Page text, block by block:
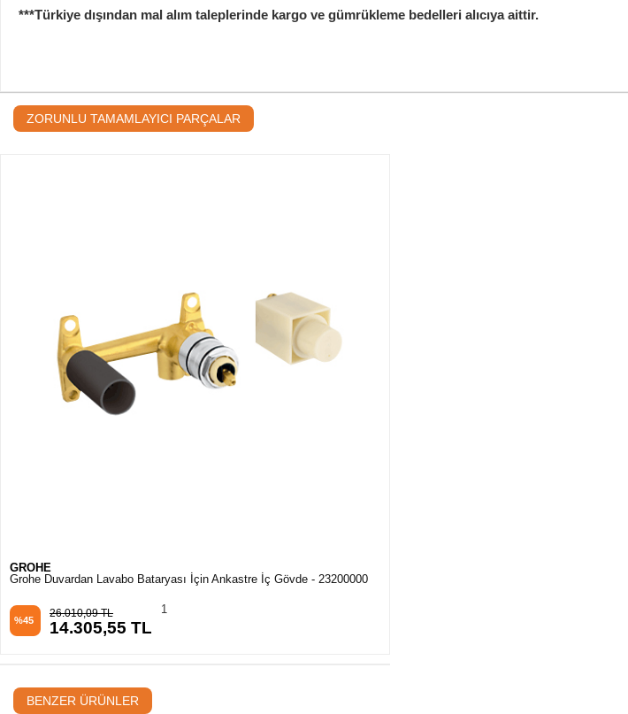
***Türkiye dışından mal alım taleplerinde kargo ve gümrükleme bedelleri alıcıya aittir.
ZORUNLU TAMAMLAYICI PARÇALAR
GROHE
Grohe Duvardan Lavabo Bataryası İçin Ankastre İç Gövde - 23200000
%45
26.010,09 TL
14.305,55 TL
1
BENZER ÜRÜNLER